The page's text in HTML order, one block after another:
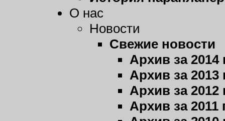
О нас
Новости
Свежие новости
Архив за 2014
Архив за 2013
Архив за 2012
Архив за 2011